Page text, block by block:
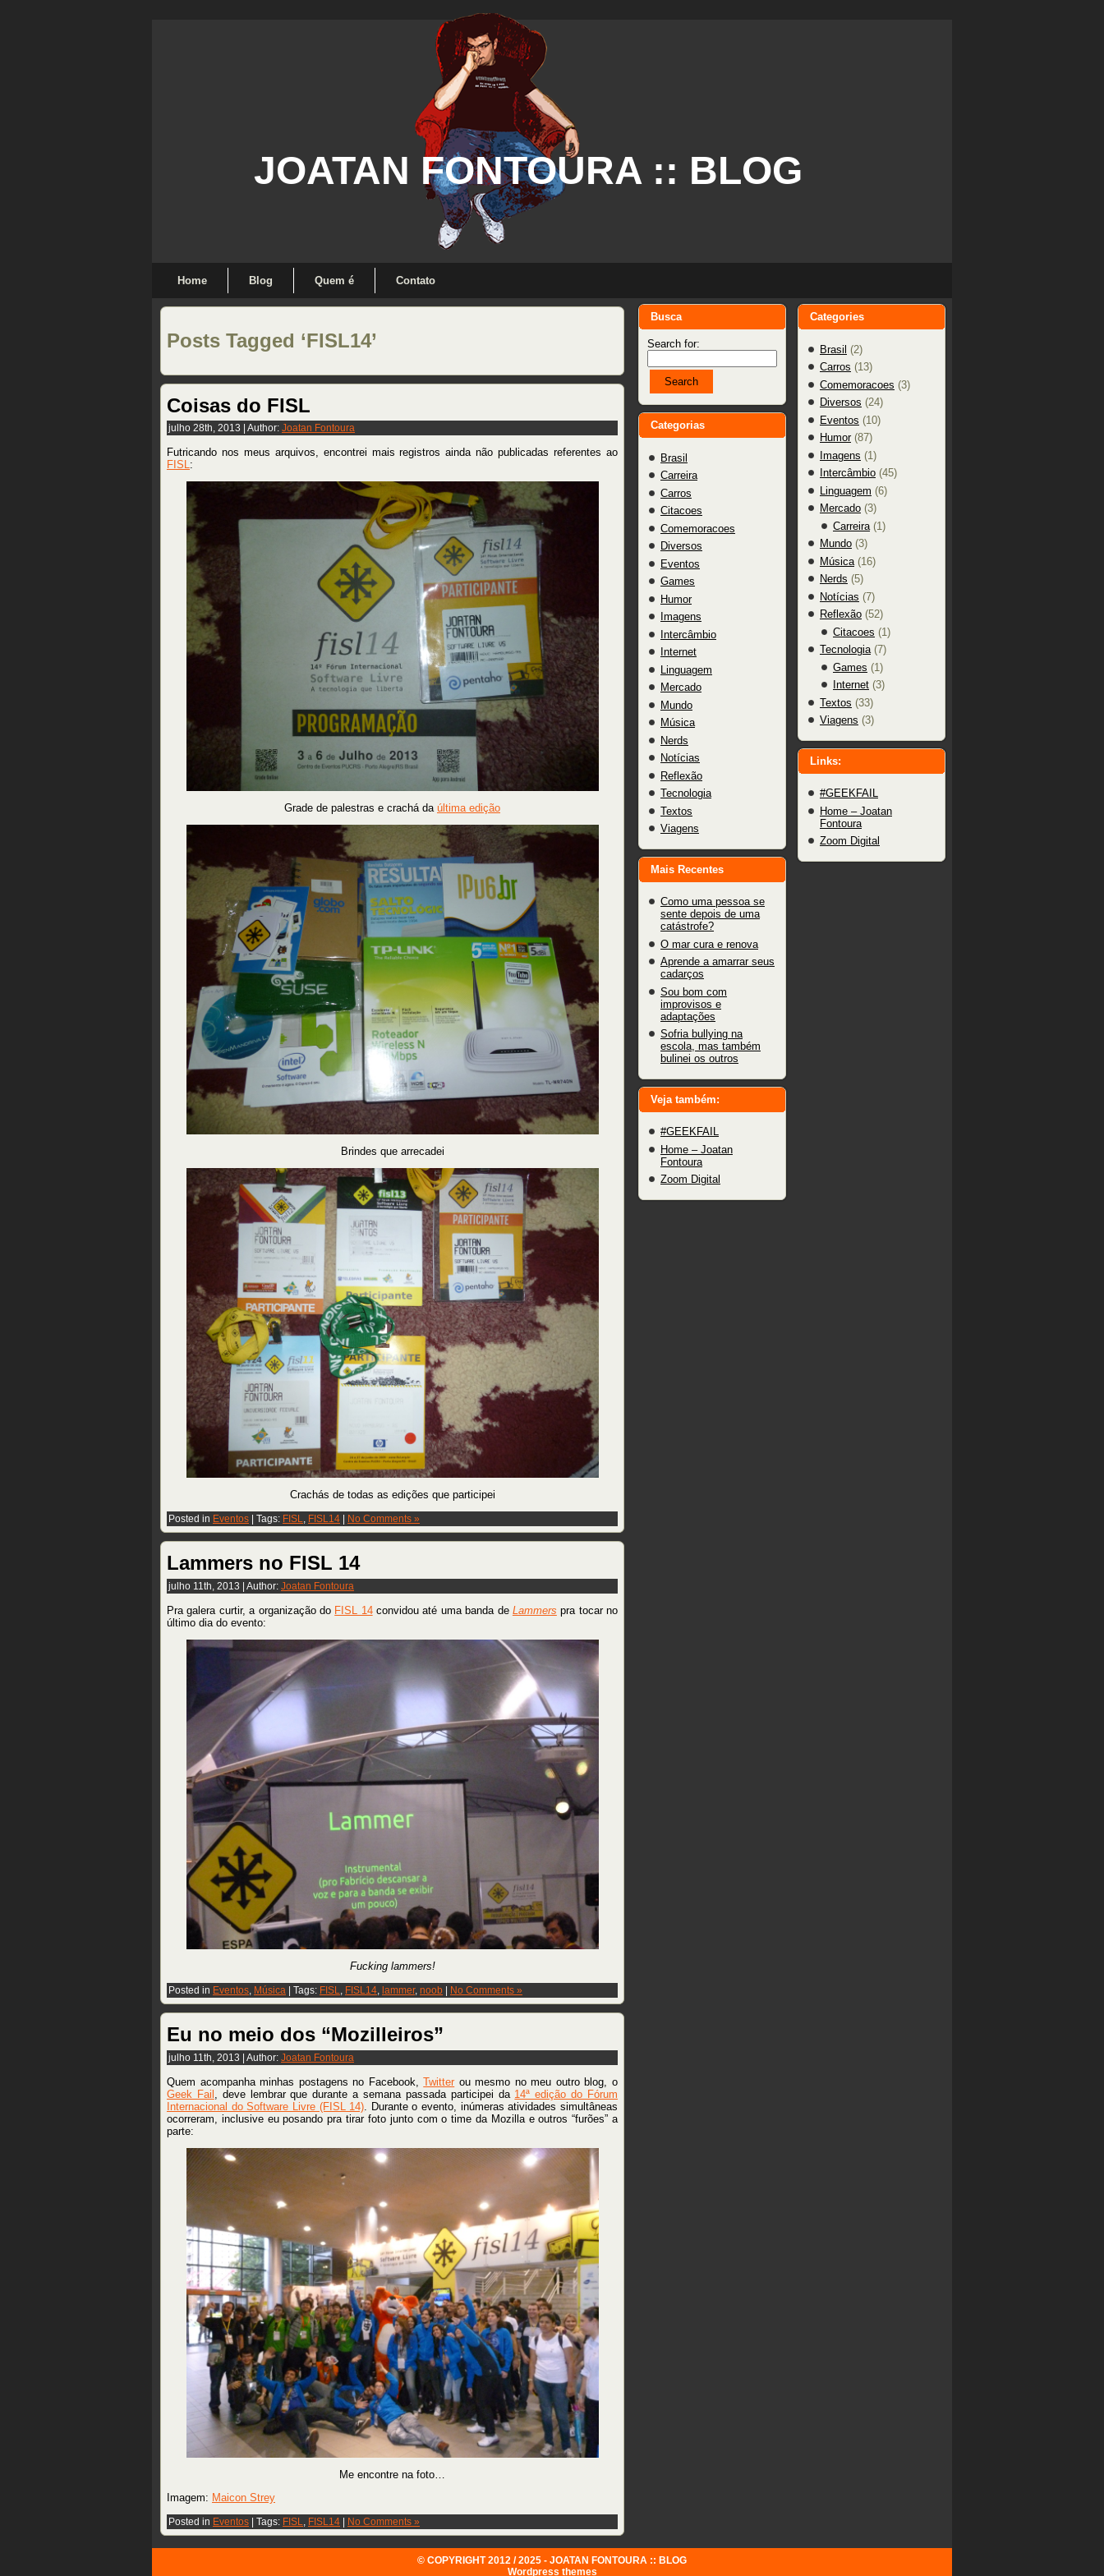
JOATAN FONTOURA :: BLOG
Home Blog Quem é Contato
Posts Tagged ‘FISL14’
Coisas do FISL
julho 28th, 2013 | Author: Joatan Fontoura
Futricando nos meus arquivos, encontrei mais registros ainda não publicadas referentes ao
FISL:
Grade de palestras e crachá da última edição
Brindes que arrecadei
Crachás de todas as edições que participei
Posted in Eventos | Tags: FISL, FISL14 No Comments »
Lammers no FISL 14
julho 11th, 2013 | Author: Joatan Fontoura
Pra galera curtir, a organização do FISL 14convidou até uma banda de Lammers pra tocar no
último dia do evento:
Fucking lammers!
Posted in Eventos, Música | Tags: FISL, FISL14, lammer, noob No Comments »
Eu no meio dos “Mozilleiros”
julho 11th, 2013 | Author: Joatan Fontoura
Quem acompanha minhas postagens no Facebook,Twitter ou mesmo no meu outro blog, o
Geek Fail , deve lembrar que durante a semana passada participei da 14ª edição do Fórum
Internacional do Software Livre (FISL 14) . Durante o evento, inúmeras atividades simultâneas
ocorreram, inclusive eu posando pra tirar foto junto com o time da Mozilla e outros “furões” a
parte:
Me encontre na foto…
Imagem: Maicon Strey
Posted in Eventos | Tags: FISL FISL14 | No Comments »
Busca
Search for:
Categorias
Brasil
Carreira
Carros
Citacoes
Comemoracoes
Diversos
Eventos
Games
Humor
Imagens
Intercâmbio
Internet
Linguagem
Mercado
Mundo
Música
Nerds
Notícias
Reflexão
Tecnologia
Textos
Viagens
Mais Recentes
Como uma pessoa se
sente depois de uma
catástrofe?
O mar cura e renova
Aprende a amarrar seus
cadarços
Sou bom com
improvisos e
adaptações
Sofria bullying na
escola, mas também
bulinei os outros
Veja também:
#GEEKFAIL
Home – Joatan
Fontoura
Zoom Digital
Categories
Brasil (2)
Carros (13)
Comemoracoes (3)
Diversos (24)
Eventos (10)
Humor(87)
Imagens (1)
Intercâmbio (45)
Linguagem (6)
Mercado (3)
Carreira (1)
Mundo (3)
Música (16)
Nerds (5)
Notícias (7)
Reflexão (52)
Citacoes (1)
Tecnologia(7)
Games (1)
Internet (3)
Textos (33)
Viagens (3)
Links:
#GEEKFAIL
Home – Joatan
Fontoura
Zoom Digital
© COPYRIGHT 2012 / 2025 - JOATAN FONTOURA :: BLOG
Wordpress themes